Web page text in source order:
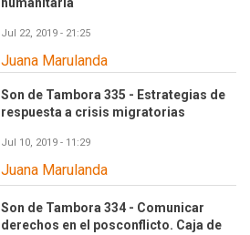
Jul 22, 2019 - 21:25
Juana Marulanda
Son de Tambora 335 - Estrategias de
respuesta a crisis migratorias
Jul 10, 2019 - 11:29
Juana Marulanda
Son de Tambora 334 - Comunicar
derechos en el posconflicto. Caja de